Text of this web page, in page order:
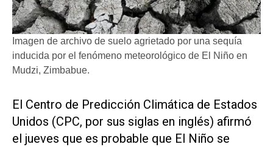
Imagen de archivo de suelo agrietado por una sequía
inducida por el fenómeno meteorológico de El Niño en
Mudzi, Zimbabue.
El Centro ​de Predicción Climática de Estados
Unidos (CPC, por sus siglas en inglés) afirmó
el jueves que es probable que El Niño se